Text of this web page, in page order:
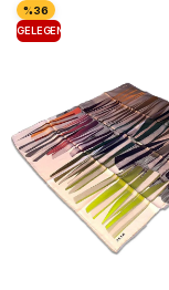
GELEGENHEIT